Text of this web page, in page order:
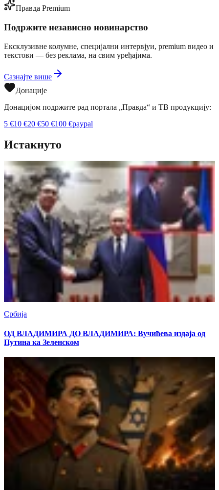
Правда Premium
Подржите независно новинарство
Ексклузивне колумне, специјални интервјуи, premium видео и
текстови — без реклама, на свим уређајима.
Сазнајте више
Донације
Донацијом подржите рад портала „Правда“ и ТВ продукцију:
5 €10 €20 €50 €100 €paypal
Истакнуто
Србија
ОД ВЛАДИМИРА ДО ВЛАДИМИРА: Вучићева издаја од
Путина ка Зеленском